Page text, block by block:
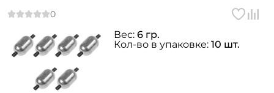
Вес: 6 гр.
Кол-во в упаковке: 10 шт.